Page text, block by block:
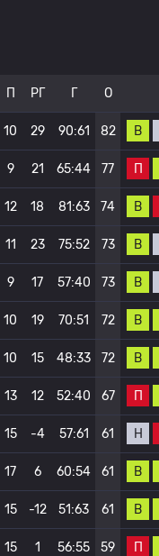
П РГ Г О
10 29 90:61 82 В
9 21 65:44 77 П
12 18 81:63 74 В
11 23 75:52 73 В
9 17 57:40 73 В
10 19 70:51 72 В
10 15 48:33 72 В
13 12 52:40 67 П
15 -4 57:61 61 Н
17 6 60:54 61 В
15 -12 51:63 61 В
15 1 56:55 59 П